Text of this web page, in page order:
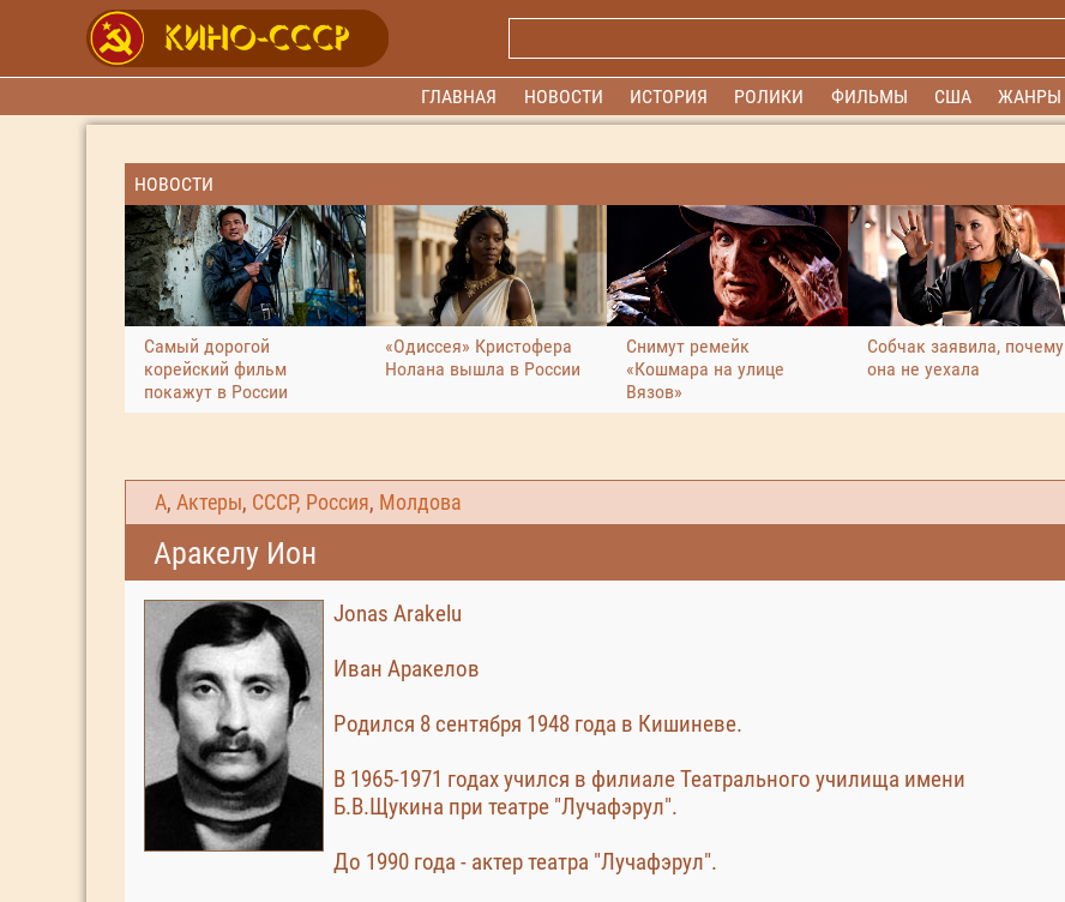
ГЛАВНАЯ НОВОСТИ ИСТОРИЯ РОЛИКИ ФИЛЬМЫ США ЖАНРЫ
НОВОСТИ
Самый дорогой
корейский фильм
покажут в России
«Одиссея» Кристофера
Нолана вышла в России
Снимут ремейк
«Кошмара на улице
Вязов»
Собчак заявила, почему
она не уехала
А, Актеры, СССР, Россия, Молдова
Аракелу Ион
Jonas Arakelu
Иван Аракелов
Родился 8 сентября 1948 года в Кишиневе.
В 1965-1971 годах учился в филиале Театрального училища имени
Б.В.Щукина при театре "Лучафэрул".
До 1990 года - актер театра "Лучафэрул".